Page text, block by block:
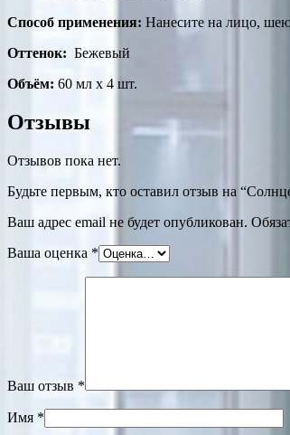
Способ применения: Нанесите на лицо,
Оттенок: Бежевый
Объём: 60 мл х 4 шт.
Отзывы
Отзывов пока нет.
Будьте первым, кто оставил отзыв на
Ваш адрес email не будет опубликован.
Ваша оценка *
Ваш отзыв *
Имя *